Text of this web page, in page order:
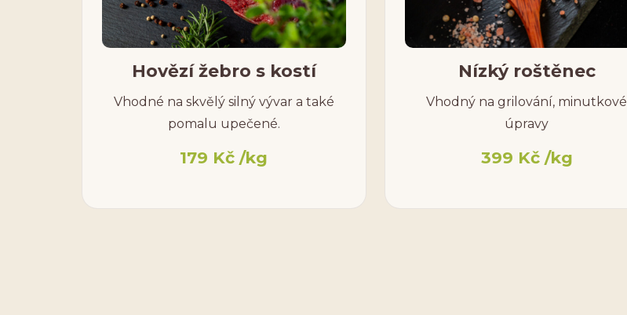
Hovězí žebro s kostí
Vhodné na skvělý silný vývar a také
pomalu upečené.
179 Kč /kg
Nízký roštěnec
Vhodný na grilování, minutkové
úpravy
399 Kč/kg